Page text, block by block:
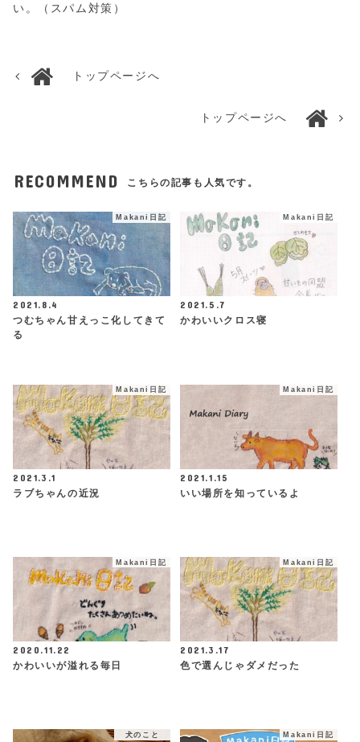
い。（スパム対策）
トップページへ
トップページへ
RECOMMEND こちらの記事も人気です。
Makani日記
2021.8.4
つむちゃん甘えっこ化してきて
る
Makani日記
2021.5.7
かわいいクロス寝
Makani日記
2021.3.1
ラブちゃんの近況
Makani日記
2021.1.15
いい場所を知っているよ
Makani日記
2020.11.22
かわいいが溢れる毎日
Makani日記
2021.3.17
色で選んじゃダメだった
犬のこと Makani日記